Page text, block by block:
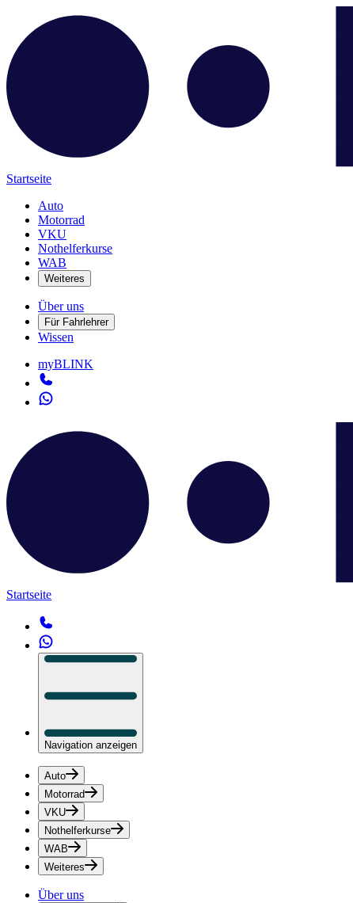
Startseite
Auto
Motorrad
VKU
Nothelferkurse
WAB
Weiteres
Über uns
Für Fahrlehrer
Wissen
myBLINK
Startseite
Navigation anzeigen
Auto
Motorrad
VKU
Nothelferkurse
WAB
Weiteres
Über uns